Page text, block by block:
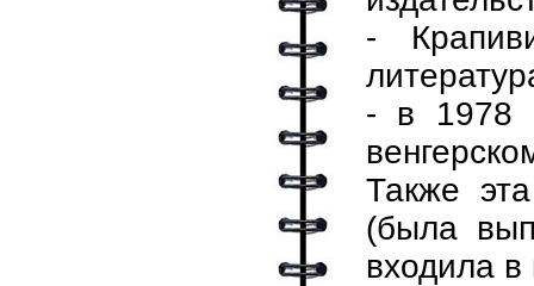
-
- в 1978
Также
(была
входила